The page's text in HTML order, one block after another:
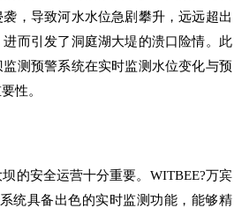
，导致河水水位急剧攀升，远远超出
而引发了洞庭湖大堤的溃口险情。此
测预警系统在实时监测水位变化与预
性。
的安全运营十分重要。WITBEE?万宾
统具备出色的实时监测功能，能够精